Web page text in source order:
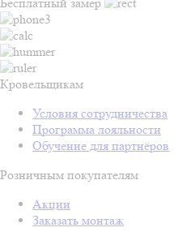
Кровельщикам
Условия сотрудничества
Программа лояльности
Обучение для партнёров
Розничным покупателям
Акции
Заказать монтаж